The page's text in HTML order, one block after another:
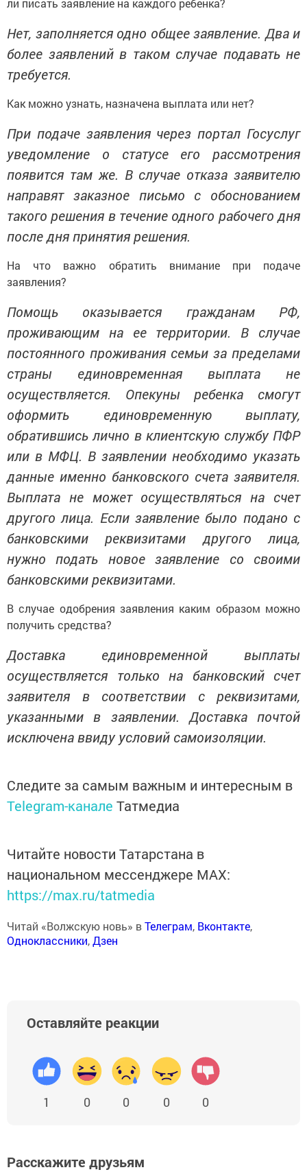
ли писать заявление на каждого ребенка?
Нет, заполняется одно общее заявление. Два и
более заявлений в таком случае подавать не
требуется.
Как можно узнать, назначена выплата или нет?
При подаче заявления через портал Госуслуг
уведомление о статусе его рассмотрения
появится там же. В случае отказа заявителю
направят заказное письмо с обоснованием
такого решения в течение одного рабочего дня
после дня принятия решения.
На что важно обратить внимание при подаче
заявления?
Помощь оказывается гражданам РФ,
проживающим на ее территории. В случае
постоянного проживания семьи за пределами
страны единовременная выплата не
осуществляется. Опекуны ребенка смогут
оформить единовременную выплату,
обратившись лично в клиентскую службу ПФР
или в МФЦ. В заявлении необходимо указать
данные именно банковского счета заявителя.
Выплата не может осуществляться на счет
другого лица. Если заявление было подано с
банковскими реквизитами другого лица,
нужно подать новое заявление со своими
банковскими реквизитами.
В случае одобрения заявления каким образом можно
получить средства?
Доставка единовременной выплаты
осуществляется только на банковский счет
заявителя в соответствии с реквизитами,
указанными в заявлении. Доставка почтой
исключена ввиду условий самоизоляции.
Следите за самым важным и интересным в
Telegram-канале Татмедиа
Читайте новости Татарстана в
национальном мессенджере MАХ:
https://max.ru/tatmedia
Читай «Волжскую новь» вТелеграм, Вконтакте,
Одноклассники,Дзен
Оставляйте реакции
1 0 0 0 0
Расскажите друзьям